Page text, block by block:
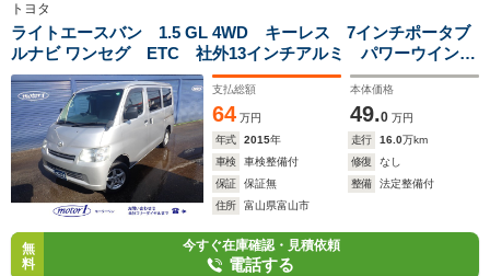
トヨタ
ライトエースバン 1.5 GL 4WD キーレス 7インチポータブ
ルナビ ワンセグ ETC 社外13インチアルミ パワーウインド
ウ バックミラー リアワイパー 電動角度調整ミラー
支払総額
64 万円
本体価格
49.0 万円
年式
2015年 走行 16.0万km
車検
車検整備付 修復
なし
保証
保証無 整備
法定整備付
住所
富山県富山市
無
料
今すぐ在庫確認・見積依頼
電話する